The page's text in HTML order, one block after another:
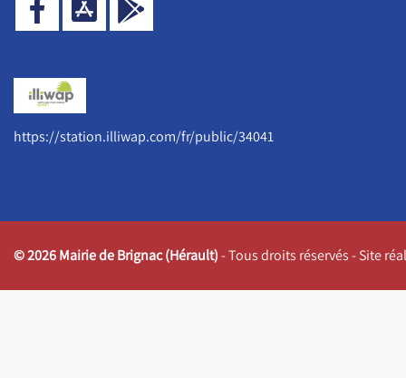
https://station.illiwap.com/fr/public/34041
© 2026 Mairie de Brignac (Hérault)- Tous droits réservés - Site